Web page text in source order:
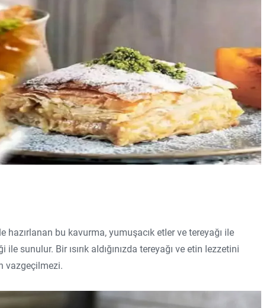
hazırlanan bu kavurma, yumuşacık etler ve tereyağı ile
ile sunulur. Bir ısırık aldığınızda tereyağı ve etin lezzetini
vazgeçilmezi.